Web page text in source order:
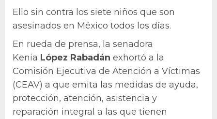
Ello sin contra los siete niños que son
asesinados en México todos los días.
En rueda de prensa, la senadora
Kenia López Rabadán exhortó a la
Comisión Ejecutiva de Atención a Víctimas
(CEAV) a que emita las medidas de ayuda,
protección, atención, asistencia y
reparación integral a las que tienen